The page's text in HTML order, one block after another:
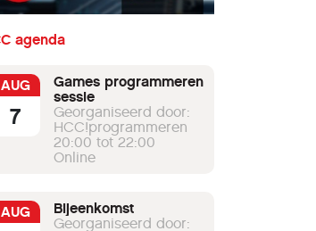
agenda
AUG
7
Games programmeren
sessie
Georganiseerd door:
HCC!programmeren
20:00 tot 22:00
Online
AUG
Bijeenkomst
Georganiseerd door: